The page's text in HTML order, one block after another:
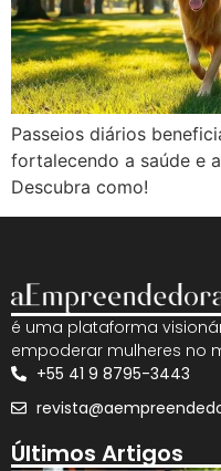
Passeios diários
fortalecendo a saúde e
Descubra como!
é uma plataforma
empoderar mulheres no
+55 41 9 8795-3443
Últimos Artigos